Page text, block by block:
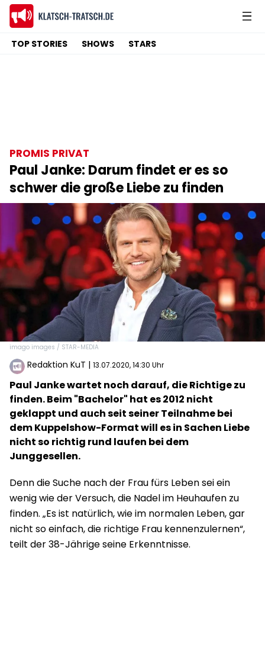
TOP STORIES SHOWS STARS
PROMIS PRIVAT
Paul Janke: Darum findet er es so
schwer die große Liebe zu finden
imago images / STAR-MEDIA
Redaktion KuT | 13.07.2020, 14:30 Uhr
Paul Janke wartet noch darauf, die Richtige zu
finden. Beim "Bachelor" hat es 2012 nicht
geklappt und auch seit seiner Teilnahme bei
dem Kuppelshow-Format will es in Sachen Liebe
nicht so richtig rund laufen bei dem
Junggesellen.
Denn die Suche nach der Frau fürs Leben sei ein
wenig wie der Versuch, die Nadel im Heuhaufen zu
finden. „Es ist natürlich, wie im normalen Leben, gar
nicht so einfach, die richtige Frau kennenzulernen“,
teilt der 38-Jährige seine Erkenntnisse.